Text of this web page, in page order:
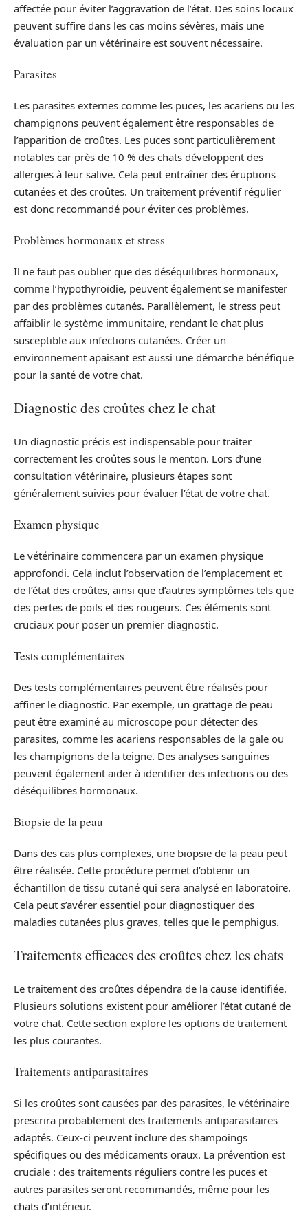
affectée pour éviter l’aggravation de l’état. Des soins locaux
peuvent suffire dans les cas moins sévères, mais une
évaluation par un vétérinaire est souvent nécessaire.
Parasites
Les parasites externes comme les puces, les acariens ou les
champignons peuvent également être responsables de
l’apparition de croûtes. Les puces sont particulièrement
notables car près de 10 % des chats développent des
allergies à leur salive. Cela peut entraîner des éruptions
cutanées et des croûtes. Un traitement préventif régulier
est donc recommandé pour éviter ces problèmes.
Problèmes hormonaux et stress
Il ne faut pas oublier que des déséquilibres hormonaux,
comme l’hypothyroïdie, peuvent également se manifester
par des problèmes cutanés. Parallèlement, le stress peut
affaiblir le système immunitaire, rendant le chat plus
susceptible aux infections cutanées. Créer un
environnement apaisant est aussi une démarche bénéfique
pour la santé de votre chat.
Diagnostic des croûtes chez le chat
Un diagnostic précis est indispensable pour traiter
correctement les croûtes sous le menton. Lors d’une
consultation vétérinaire, plusieurs étapes sont
généralement suivies pour évaluer l’état de votre chat.
Examen physique
Le vétérinaire commencera par un examen physique
approfondi. Cela inclut l’observation de l’emplacement et
de l’état des croûtes, ainsi que d’autres symptômes tels que
des pertes de poils et des rougeurs. Ces éléments sont
cruciaux pour poser un premier diagnostic.
Tests complémentaires
Des tests complémentaires peuvent être réalisés pour
affiner le diagnostic. Par exemple, un grattage de peau
peut être examiné au microscope pour détecter des
parasites, comme les acariens responsables de la gale ou
les champignons de la teigne. Des analyses sanguines
peuvent également aider à identifier des infections ou des
déséquilibres hormonaux.
Biopsie de la peau
Dans des cas plus complexes, une biopsie de la peau peut
être réalisée. Cette procédure permet d’obtenir un
échantillon de tissu cutané qui sera analysé en laboratoire.
Cela peut s’avérer essentiel pour diagnostiquer des
maladies cutanées plus graves, telles que le pemphigus.
Traitements efficaces des croûtes chez les chats
Le traitement des croûtes dépendra de la cause identifiée.
Plusieurs solutions existent pour améliorer l’état cutané de
votre chat. Cette section explore les options de traitement
les plus courantes.
Traitements antiparasitaires
Si les croûtes sont causées par des parasites, le vétérinaire
prescrira probablement des traitements antiparasitaires
adaptés. Ceux-ci peuvent inclure des shampoings
spécifiques ou des médicaments oraux. La prévention est
cruciale : des traitements réguliers contre les puces et
autres parasites seront recommandés, même pour les
chats d’intérieur.